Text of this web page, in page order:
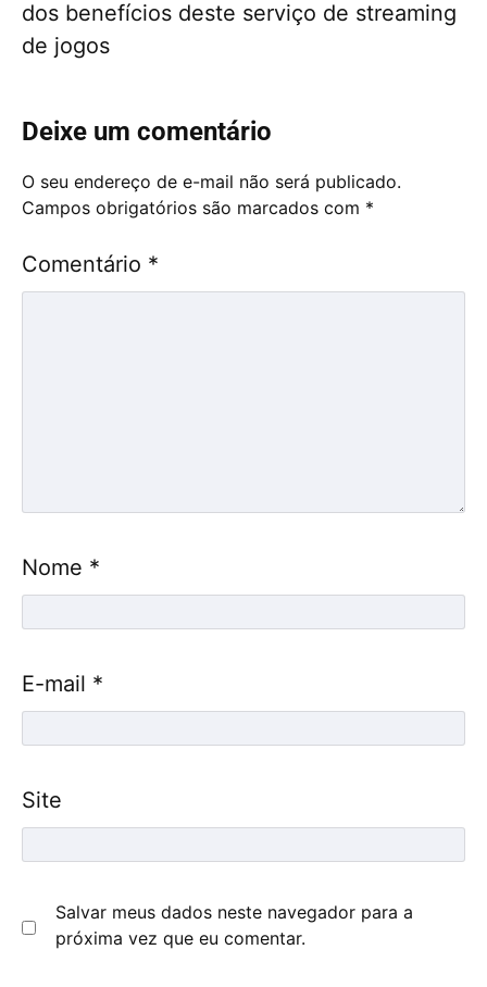
dos benefícios deste serviço de streaming
de jogos
Deixe um comentário
O seu endereço de e-mail não será publicado.
Campos obrigatórios são marcados com *
Comentário *
Nome *
E-mail *
Site
Salvar meus dados neste navegador para a
próxima vez que eu comentar.